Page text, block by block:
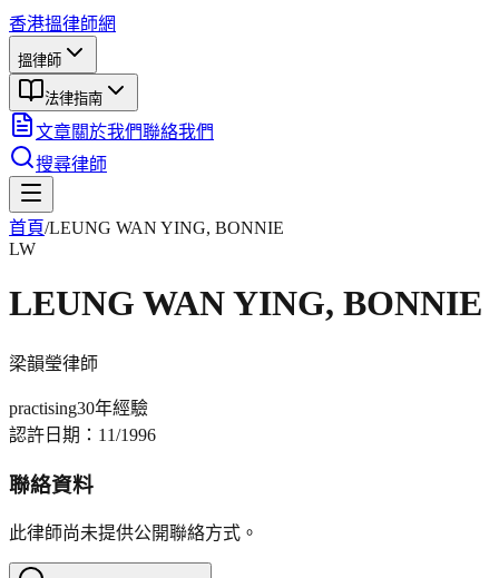
香港搵律師網
搵律師
法律指南
文章關於我們聯絡我們
搜尋律師
首頁/LEUNG WAN YING, BONNIE
LW
LEUNG WAN YING, BONNIE
梁韻瑩律師
practising30年經驗
認許日期： 11/1996
聯絡資料
此律師尚未提供公開聯絡方式。